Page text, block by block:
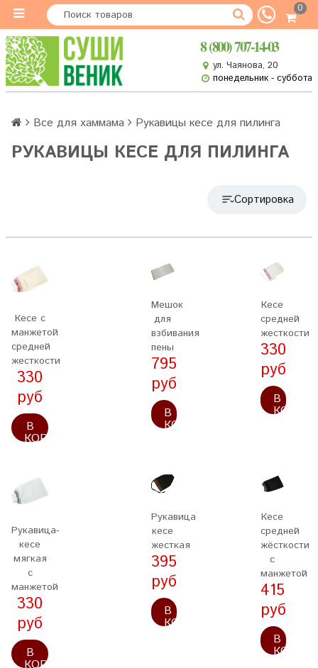
0
8 (800) 707-14-03
ул. Чаянова, 20
понедельник - суббота
Все для хаммама Рукавицы кесе для пилинга
РУКАВИЦЫ КЕСЕ ДЛЯ ПИЛИНГА
Сортировка
Кесе с
манжетой
средней
жесткости
330
руб
В
КОРЗИНУ
Мешок
для
взбивания
пены
795
руб
В
КОРЗИНУ
Кесе
средней
жесткости
330
руб
В
Рукавица-
кесе
мягкая
с
манжетой
330
руб
В
Рукавица
кесе
жесткая
395
руб
В
КОРЗИНУ
Кесе
средней
жёсткости
с
манжетой
415
руб
В